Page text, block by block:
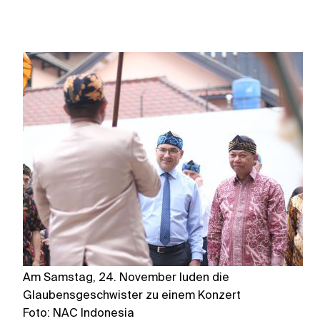
Am Samstag, 24. November luden die
Glaubensgeschwister zu einem Konzert
Foto: NAC Indonesia